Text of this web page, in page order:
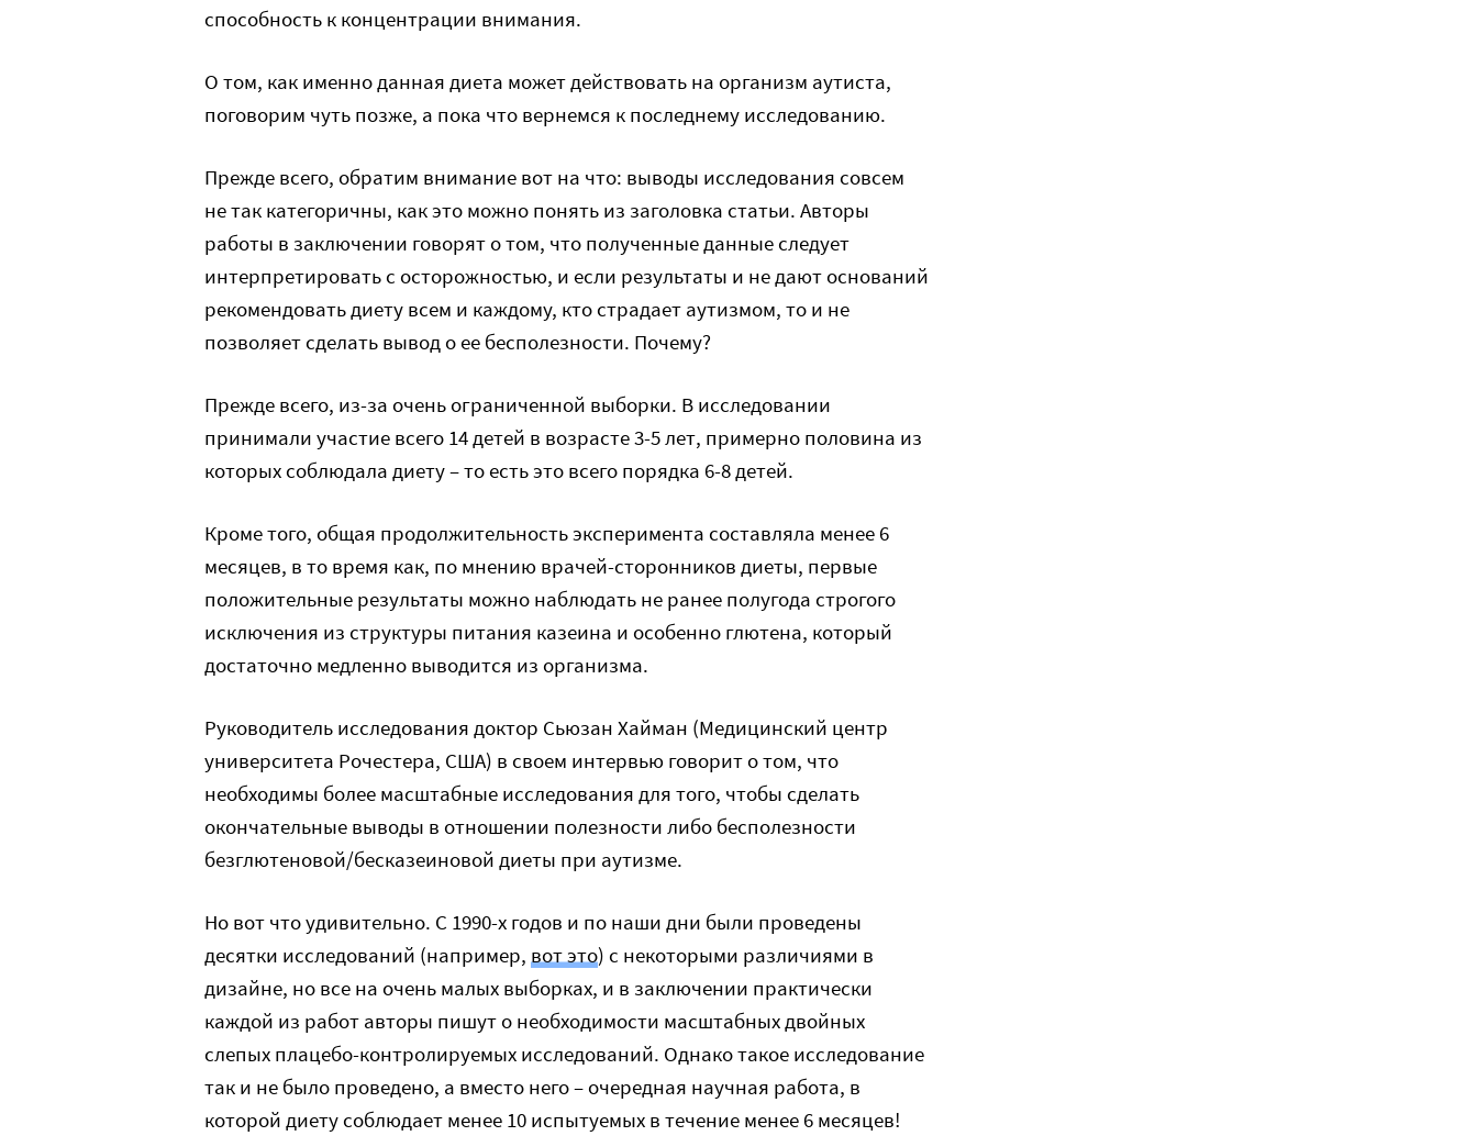
способность к концентрации внимания.
О том, как именно данная диета может действовать на организм аутиста,
поговорим чуть позже, а пока что вернемся к последнему исследованию.
Прежде всего, обратим внимание вот на что: выводы исследования совсем
не так категоричны, как это можно понять из заголовка статьи. Авторы
работы в заключении говорят о том, что полученные данные следует
интерпретировать с осторожностью, и если результаты и не дают оснований
рекомендовать диету всем и каждому, кто страдает аутизмом, то и не
позволяет сделать вывод о ее бесполезности. Почему?
Прежде всего, из-за очень ограниченной выборки. В исследовании
принимали участие всего 14 детей в возрасте 3-5 лет, примерно половина из
которых соблюдала диету – то есть это всего порядка 6-8 детей.
Кроме того, общая продолжительность эксперимента составляла менее 6
месяцев, в то время как, по мнению врачей-сторонников диеты, первые
положительные результаты можно наблюдать не ранее полугода строгого
исключения из структуры питания казеина и особенно глютена, который
достаточно медленно выводится из организма.
Руководитель исследования доктор Сьюзан Хайман (Медицинский центр
университета Рочестера, США) в своем интервью говорит о том, что
необходимы более масштабные исследования для того, чтобы сделать
окончательные выводы в отношении полезности либо бесполезности
безглютеновой/бесказеиновой диеты при аутизме.
Но вот что удивительно. С 1990-х годов и по наши дни были проведены
десятки исследований (например, вот это) с некоторыми различиями в
дизайне, но все на очень малых выборках, и в заключении практически
каждой из работ авторы пишут о необходимости масштабных двойных
слепых плацебо-контролируемых исследований. Однако такое исследование
так и не было проведено, а вместо него – очередная научная работа, в
которой диету соблюдает менее 10 испытуемых в течение менее 6 месяцев!